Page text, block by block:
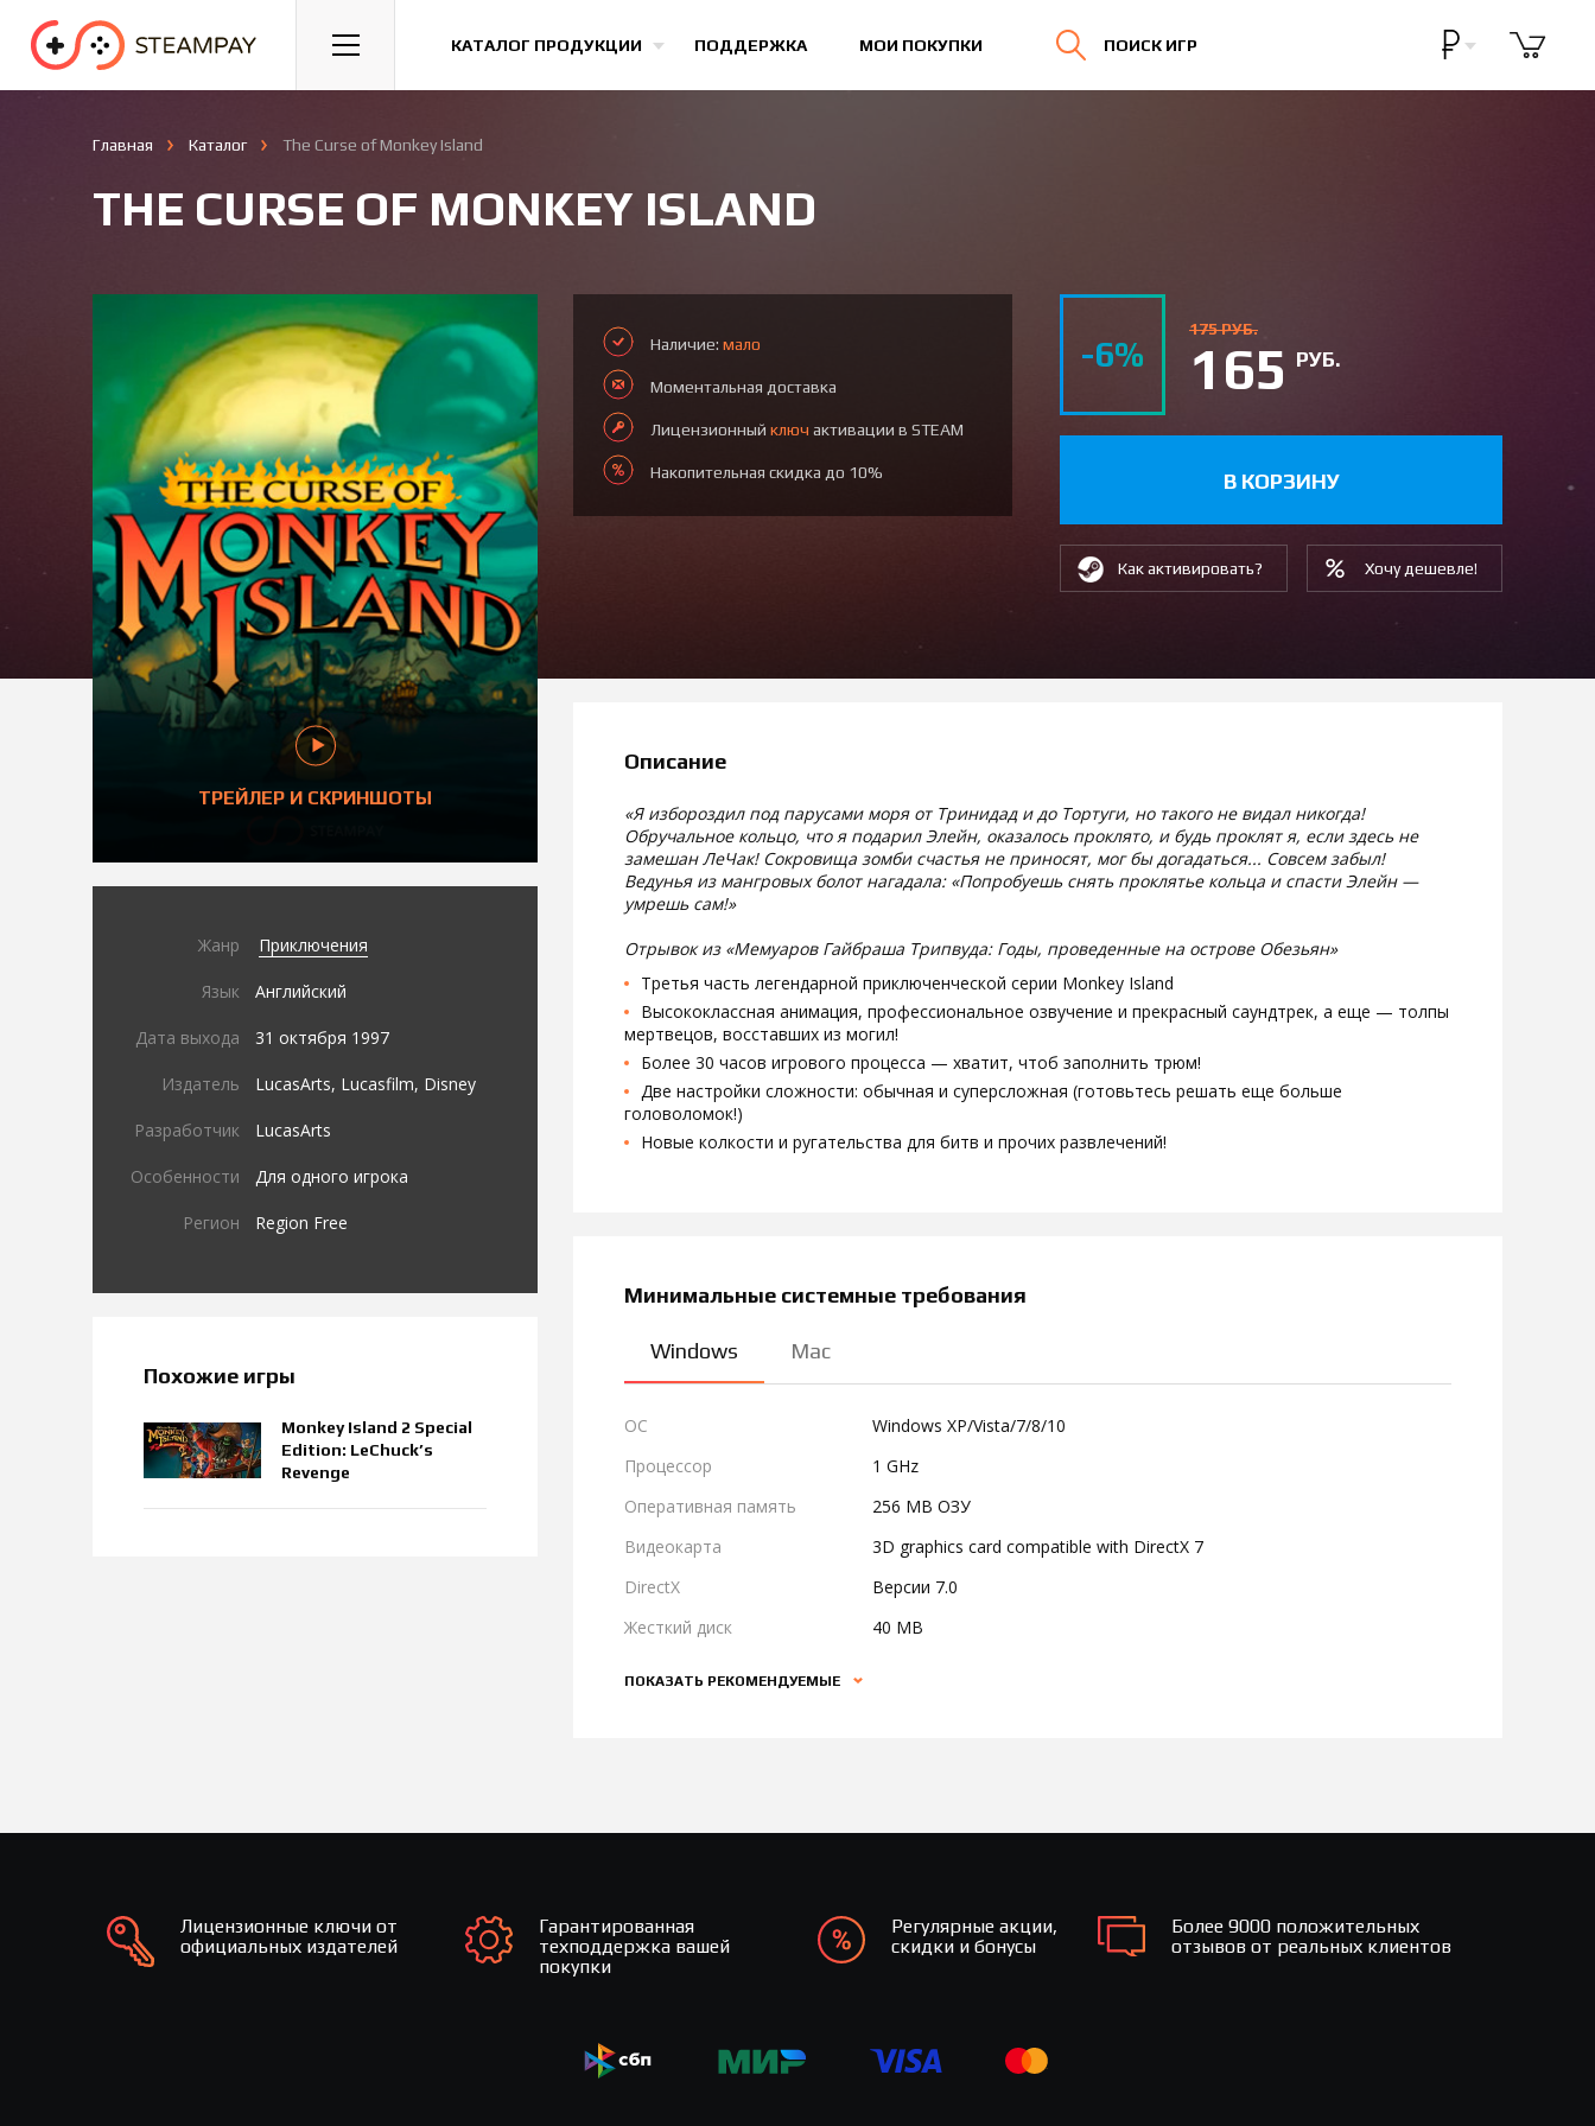
КАТАЛОГ ПРОДУКЦИИ ПОДДЕРЖКА МОИ ПОКУПКИ ПОИСК ИГР
Спорт Гонки Казуальные Все игры
Главная Каталог The Curse of Monkey Island
THE CURSE OF MONKEY ISLAND
ТРЕЙЛЕР И СКРИНШОТЫ
Жанр Приключения
Язык Английский
Дата выхода 31 октября 1997
Издатель LucasArts, Lucasfilm, Disney
Разработчик LucasArts
Особенности Для одного игрока
Регион Region Free
Похожие игры
Monkey Island 2 Special
Edition: LeChuck’s
Revenge
Наличие: мало
Моментальная доставка
Лицензионный ключ активации в STEAM
Накопительная скидка до 10%
-6%
175 РУБ.
165РУБ.
В КОРЗИНУ
Как активировать? Хочу дешевле!
Описание
«Я избороздил под парусами моря от Тринидад и до Тортуги, но такого не видал никогда!
Обручальное кольцо, что я подарил Элейн, оказалось проклято, и будь проклят я, если здесь не
замешан ЛеЧак! Сокровища зомби счастья не приносят, мог бы догадаться... Совсем забыл!
Ведунья из мангровых болот нагадала: «Попробуешь снять проклятье кольца и спасти Элейн —
умрешь сам!»
Отрывок из «Мемуаров Гайбраша Трипвуда: Годы, проведенные на острове Обезьян»
Третья часть легендарной приключенческой серии Monkey Island
Высококлассная анимация, профессиональное озвучение и прекрасный саундтрек, а еще — толпы
мертвецов, восставших из могил!
Более 30 часов игрового процесса — хватит, чтоб заполнить трюм!
Две настройки сложности: обычная и суперсложная (готовьтесь решать еще больше
головоломок!)
Новые колкости и ругательства для битв и прочих развлечений!
Минимальные системные требования
Windows Mac
ОС
Windows XP/Vista/7/8/10
Процессор
1 GHz
Оперативная память
256 MB ОЗУ
Видеокарта
3D graphics card compatible with DirectX 7
DirectX
Версии 7.0
Жесткий диск
40 MB
ПОКАЗАТЬ РЕКОМЕНДУЕМЫЕ
Лицензионные ключи от
официальных издателей
Гарантированная
техподдержка вашей
покупки
Регулярные акции,
скидки и бонусы
Более 9000 положительных
отзывов от реальных клиентов